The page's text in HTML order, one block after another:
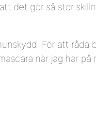
det gör så stor
För att råda
när jag har på